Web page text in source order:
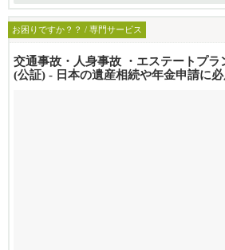
お困りですか？？ / 専門サービス
交通事故・人身事故 ・エステートプ
(公証) - 日本の遺産相続や年金申請に